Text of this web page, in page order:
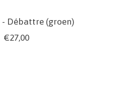
- Débattre (groen)
€27,00